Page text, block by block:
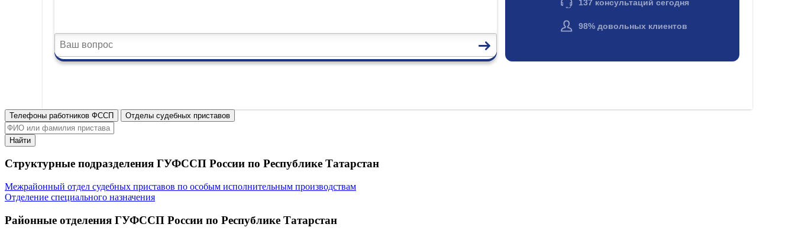
Телефоны работников ФССП Отделы судебных приставов
Найти
Структурные подразделения ГУФССП России по Республике Татарстан
Межрайонный отдел судебных приставов по особым исполнительным производствам
Отделение специального назначения
Районные отделения ГУФССП России по Республике Татарстан